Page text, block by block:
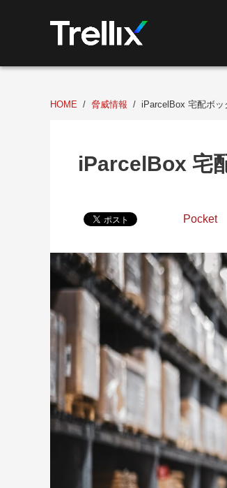
HOME 脅威情報 iParcelBox 宅配ボ
iParcelBox 宅
Pocket